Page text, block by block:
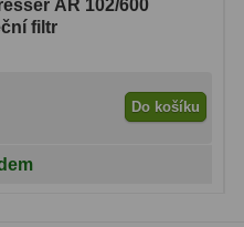
AR 102/600
filtr
Do košíku